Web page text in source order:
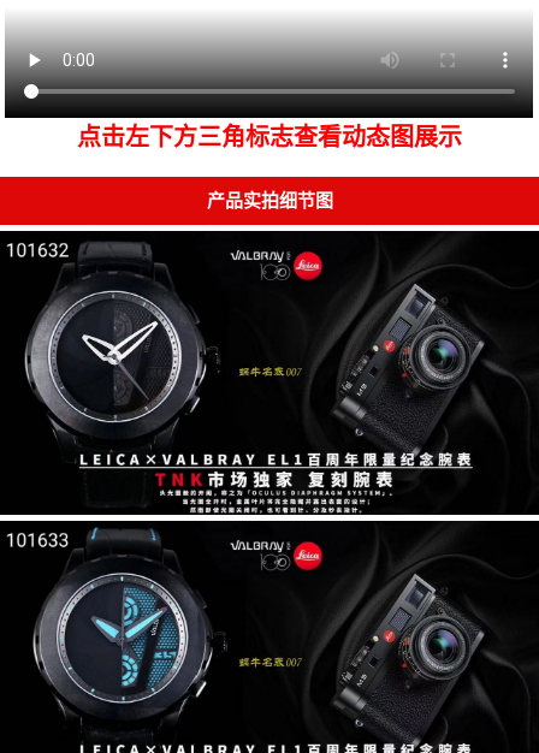
点击左下方三角标志查看动态图展示
产品实拍细节图